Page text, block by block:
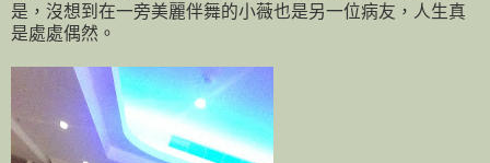
是，沒想到在一旁美麗伴舞的小薇也是另一位病友，人生真
是處處偶然。